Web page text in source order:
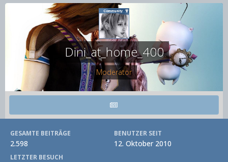
Dini_at_home_400
Moderator
GESAMTE BEITRÄGE
2.598
BENUTZER SEIT
12. Oktober 2010
LETZTER BESUCH